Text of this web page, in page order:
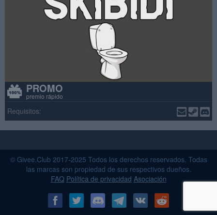
PROMO
premio rápido
Requisitos:
© Givee.Club 2017-2025 Todos los derechos reservados. Todas
las marcas son propiedad de sus respectivos dueños.
FAQ Política de privacidad Asociación